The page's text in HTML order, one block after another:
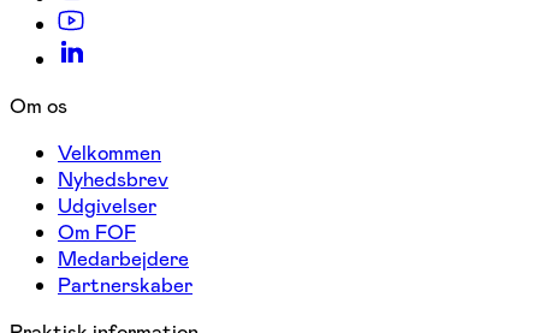
Om os
Velkommen
Nyhedsbrev
Udgivelser
Om FOF
Medarbejdere
Partnerskaber